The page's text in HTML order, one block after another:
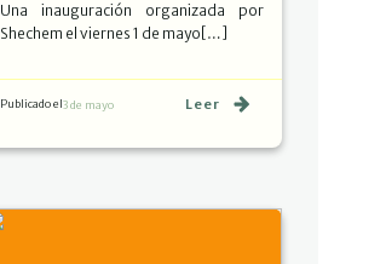
Una inauguración organizada por
Shechem el viernes 1 de mayo[…]
Publicado el3 de mayo Leer